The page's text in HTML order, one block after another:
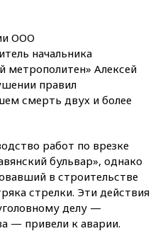
соглашения с Индонезией и
11:04«Ведомости»: на партию
«Яблоко» ополчились
конкуренты
раздавать питьевую воду
бесплатно
10:41 Бывшая глава брокера
Mind Money Юлия Хандошко
признала свою вину
10:41 Пашинян: Армения
ООО
начальника
метрополитен» Алексей
правил
смерть двух и более
работ по врезке
бульвар», однако
в строительстве
стрелки. Эти действия
делу —
— привели к аварии.